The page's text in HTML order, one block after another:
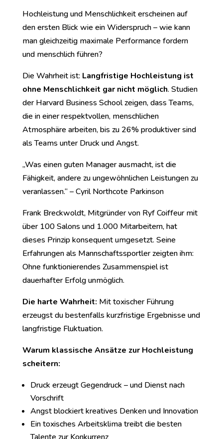
Hochleistung und Menschlichkeit erscheinen auf
den ersten Blick wie ein Widerspruch – wie kann
man gleichzeitig maximale Performance fordern
und menschlich führen?
Die Wahrheit ist: Langfristige Hochleistung ist
ohne Menschlichkeit gar nicht möglich. Studien
der Harvard Business School zeigen, dass Teams,
die in einer respektvollen, menschlichen
Atmosphäre arbeiten, bis zu 26% produktiver sind
als Teams unter Druck und Angst.
„Was einen guten Manager ausmacht, ist die
Fähigkeit, andere zu ungewöhnlichen Leistungen zu
veranlassen.“ – Cyril Northcote Parkinson
Frank Breckwoldt, Mitgründer von Ryf Coiffeur mit
über 100 Salons und 1.000 Mitarbeitern, hat
dieses Prinzip konsequent umgesetzt. Seine
Erfahrungen als Mannschaftssportler zeigten ihm:
Ohne funktionierendes Zusammenspiel ist
dauerhafter Erfolg unmöglich.
Die harte Wahrheit: Mit toxischer Führung
erzeugst du bestenfalls kurzfristige Ergebnisse und
langfristige Fluktuation.
Warum klassische Ansätze zur Hochleistung
scheitern:
Druck erzeugt Gegendruck – und Dienst nach
Vorschrift
Angst blockiert kreatives Denken und Innovation
Ein toxisches Arbeitsklima treibt die besten